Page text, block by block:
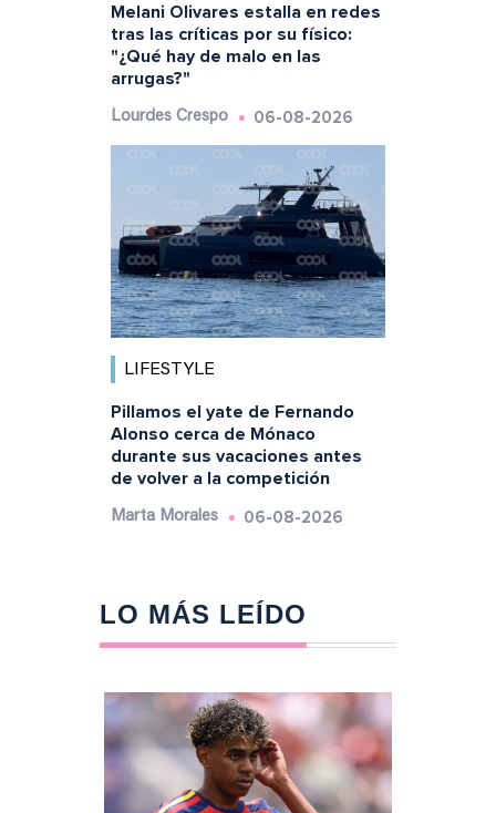
Melani Olivares estalla en redes
tras las críticas por su físico:
"¿Qué hay de malo en las
arrugas?"
Lourdes Crespo 06-08-2026
LIFESTYLE
Pillamos el yate de Fernando
Alonso cerca de Mónaco
durante sus vacaciones antes
de volver a la competición
Marta Morales 06-08-2026
LO MÁS LEÍDO